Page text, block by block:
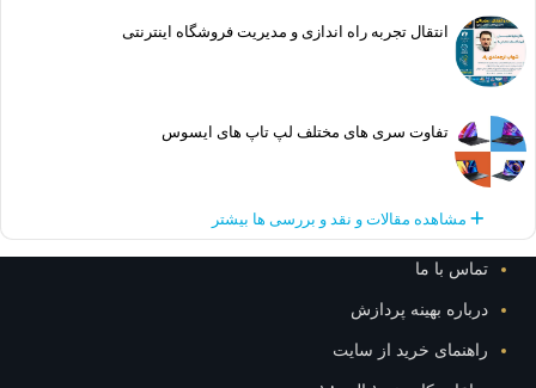
انتقال تجربه راه اندازی و مدیریت فروشگاه اینترنتی
تفاوت سری های مختلف لپ تاپ های ایسوس
مشاهده مقالات و نقد و بررسی ها بیشتر
تماس با ما
درباره بهینه پردازش
راهنمای خرید از سایت